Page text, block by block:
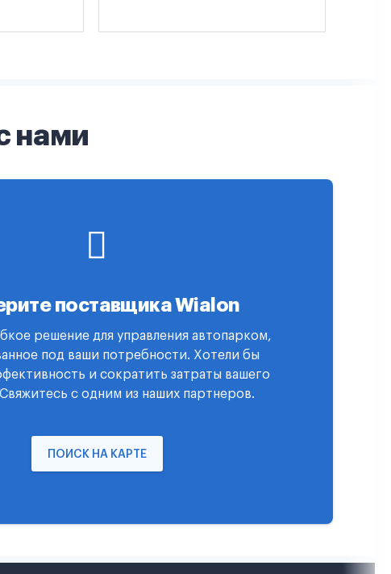
нами
поставщика Wialon
решение для управления автопарком,
под ваши потребности. Хотели бы
и сократить затраты вашего
с одним из наших партнеров.
ПОИСК НА КАРТЕ